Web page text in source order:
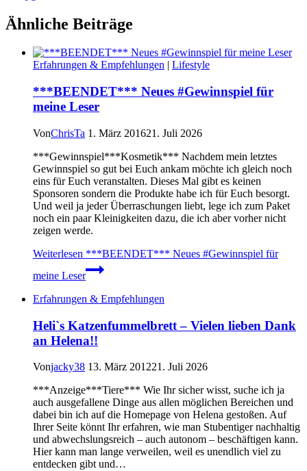
Ähnliche Beiträge
Erfahrungen & Empfehlungen Lifestyle
***BEENDET*** Neues #Gewinnspiel für
meine Leser
VonChrisTa 1. März 201621. Juli 2026
***Gewinnspiel***Kosmetik*** Nachdem mein letztes
Gewinnspiel so gut bei Euch ankam möchte ich gleich noch
eins für Euch veranstalten. Dieses Mal gibt es keinen
Sponsoren sondern die Produkte habe ich für Euch besorgt.
Und weil ja jeder Überraschungen liebt, lege ich zum Paket
noch ein paar Kleinigkeiten dazu, die ich aber vorher nicht
zeigen werde.
Weiterlesen ***BEENDET*** Neues #Gewinnspiel für
meine Leser
Erfahrungen & Empfehlungen
Heli`s Katzenfummelbrett – Vielen lieben Dank
an Helena!!
Vonjacky38 13. März 201221. Juli 2026
***Anzeige***Tiere*** Wie Ihr sicher wisst, suche ich ja
auch ausgefallene Dinge aus allen möglichen Bereichen und
dabei bin ich auf die Homepage von Helena gestoßen. Auf
Ihrer Seite könnt Ihr erfahren, wie man Stubentiger nachhaltig
und abwechslungsreich – auch autonom – beschäftigen kann.
Hier kann man lange verweilen, weil es unendlich viel zu
entdecken gibt und…